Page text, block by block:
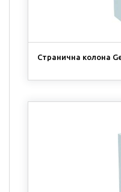
Странична колона